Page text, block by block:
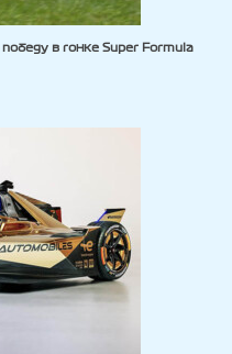
в гонке Super Formula